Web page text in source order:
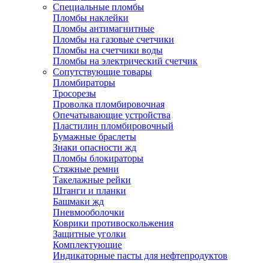
Специальные пломбы
Пломбы наклейки
Пломбы антимагнитные
Пломбы на газовые счетчики
Пломбы на счетчики воды
Пломбы на электрический счетчик
Сопутствующие товары
Пломбираторы
Тросорезы
Проволка пломбировочная
Опечатывающие устройства
Пластилин пломбировочный
Бумажные браслеты
Знаки опасности жд
Пломбы блокираторы
Стяжные ремни
Такелажные рейки
Штанги и планки
Башмаки жд
Пневмооболочки
Коврики противоскольжения
Защитные уголки
Комплектующие
Индикаторные пасты для нефтепродуктов